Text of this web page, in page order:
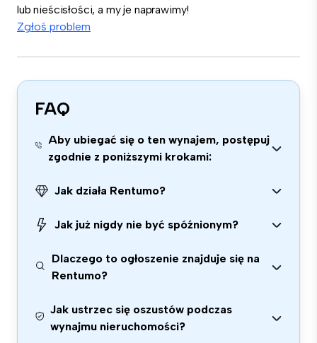
lub nieścisłości, a my je naprawimy!
Zgłoś problem
FAQ
Aby ubiegać się o ten wynajem, postępuj
zgodnie z poniższymi krokami:
Jak działa Rentumo?
Jak już nigdy nie być spóźnionym?
Dlaczego to ogłoszenie znajduje się na
Rentumo?
Jak ustrzec się oszustów podczas
wynajmu nieruchomości?